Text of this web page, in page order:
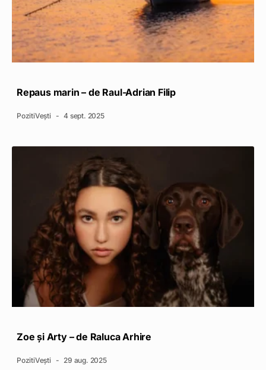
Repaus marin – de Raul-Adrian Filip
PozitiVești 4 sept. 2025
Zoe și Arty – de Raluca Arhire
PozitiVești 29 aug. 2025